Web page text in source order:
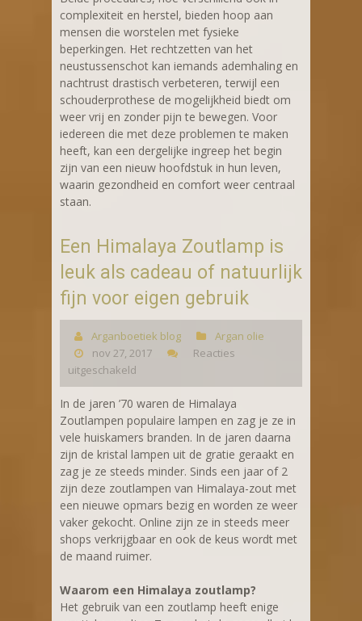
complexiteit en herstel, bieden hoop aan
mensen die worstelen met fysieke
beperkingen. Het rechtzetten van het
neustussenschot kan iemands ademhaling en
nachtrust drastisch verbeteren, terwijl een
schouderprothese de mogelijkheid biedt om
weer vrij en zonder pijn te bewegen. Voor
iedereen die met deze problemen te maken
heeft, kan een dergelijke ingreep het begin
zijn van een nieuw hoofdstuk in hun leven,
waarin gezondheid en comfort weer centraal
staan.
Een Himalaya Zoutlamp is
leuk als cadeau of natuurlijk
fijn voor eigen gebruik
Arganboetiek blog
Argan olie
nov 27, 2017
Reacties
uitgeschakeld
In de jaren ’70 waren de Himalaya
Zoutlampen populaire lampen en zag je ze in
vele huiskamers branden. In de jaren daarna
zijn de kristal lampen uit de gratie geraakt en
zag je ze steeds minder. Sinds een jaar of 2
zijn deze zoutlampen van Himalaya-zout met
een nieuwe opmars bezig en worden ze weer
vaker gekocht. Online zijn ze in steeds meer
shops verkrijgbaar en ook de keus wordt met
de maand ruimer.
Waarom een Himalaya zoutlamp?
Het gebruik van een zoutlamp heeft enige